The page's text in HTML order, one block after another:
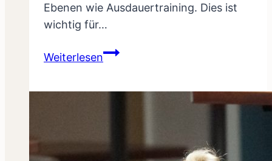
Ebenen wie Ausdauertraining. Dies ist
wichtig für…
WeiterlesenKadertraining,